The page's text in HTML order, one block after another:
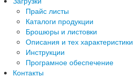
Прайс листы
Каталоги продукции
Брошюры и листовки
Описания и тех характеристики
Инструкции
Програмное обеспечение
Контакты